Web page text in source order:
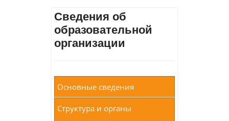
Сведения об
образовательной
организации
Основные сведения
Структура и органы